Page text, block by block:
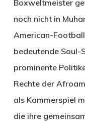
Boxweltmeister
noch nicht in
American-
bedeutende Soul-
prominente
Rechte der
als Kammerspiel
die ihre